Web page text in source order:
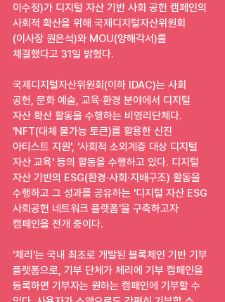
이수정)가 디지털 자산 기반 사회 공헌 캠페인의
사회적 확산을 위해 국제디지털자산위원회
(이사장 원은석)와 MOU(양해각서)를
체결했다고 31일 밝혔다.
국제디지털자산위원회(이하 IDAC)는 사회
공헌, 문화 예술, 교육·환경 분야에서 디지털
자산 확산 활동을 수행하는 비영리단체다.
'NFT(대체 불가능 토큰)를 활용한 신진
아티스트 지원', '사회적 소외계층 대상 디지털
자산 교육' 등의 활동을 수행하고 있다. 디지털
자산 기반의 ESG(환경·사회·지배구조) 활동을
수행하고 그 성과를 공유하는 '디지털 자산 ESG
사회공헌 네트워크 플랫폼'을 구축하고자
캠페인을 전개 중이다.
'체리'는 국내 최초로 개발된 블록체인 기반 기부
플랫폼으로, 기부 단체가 체리에 기부 캠페인을
등록하면 기부자는 원하는 캠페인에 기부할 수